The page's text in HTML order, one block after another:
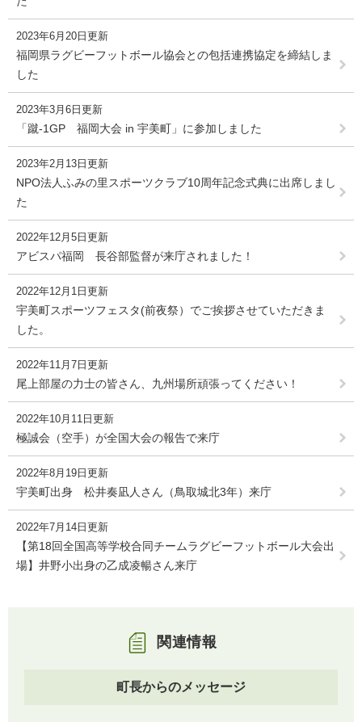
2023年6月20日更新
福岡県ラグビーフットボール協会との包括連携協定を締結しま
した
2023年3月6日更新
「蹴-1GP 福岡大会 in 宇美町」に参加しました
2023年2月13日更新
NPO法人ふみの里スポーツクラブ10周年記念式典に出席しまし
た
2022年12月5日更新
アビスパ福岡 長谷部監督が来庁されました！
2022年12月1日更新
宇美町スポーツフェスタ(前夜祭）でご挨拶させていただきま
した。
2022年11月7日更新
尾上部屋の力士の皆さん、九州場所頑張ってください！
2022年10月11日更新
極誠会（空手）が全国大会の報告で来庁
2022年8月19日更新
宇美町出身 松井奏凪人さん（鳥取城北3年）来庁
2022年7月14日更新
【第18回全国高等学校合同チームラグビーフットボール大会出
場】井野小出身の乙成凌暢さん来庁
関連情報
町長からのメッセージ